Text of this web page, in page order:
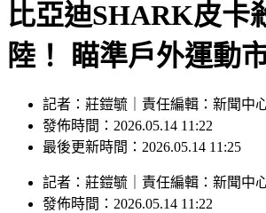
比亞迪SHARK皮卡
陸！ 瞄準戶外運動
記者：莊鎧毓｜責任編輯：新聞中心
發佈時間：2026.05.14 11:22
記者：莊鎧毓｜責任編輯：